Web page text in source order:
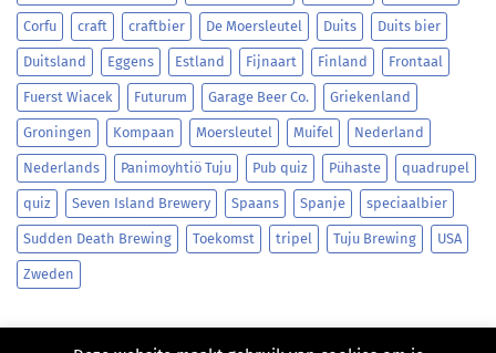
Corfu craft craftbier De Moersleutel Duits Duits bier
Duitsland Eggens Estland Fijnaart Finland Frontaal
Fuerst Wiacek Futurum Garage Beer Co. Griekenland
Groningen Kompaan Moersleutel Muifel Nederland
Nederlands Panimoyhtiö Tuju Pub quiz Pühaste quadrupel
quiz Seven Island Brewery Spaans Spanje speciaalbier
Sudden Death Brewing Toekomst tripel Tuju Brewing USA
Zweden